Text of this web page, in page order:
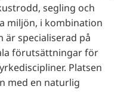
segling och
miljön, i kombination
specialiserad på
förutsättningar för
Platsen
med en naturlig